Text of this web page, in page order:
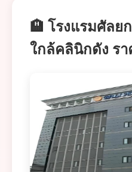
🏨 โรงแรมศัลย
ใกล้คลินิกดัง รา